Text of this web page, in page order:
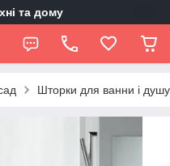
та дому
Шторки для ванни і душу